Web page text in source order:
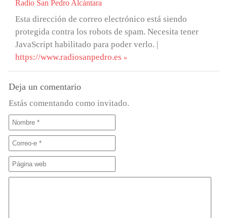
Radio San Pedro Alcántara
Esta dirección de correo electrónico está siendo
protegida contra los robots de spam. Necesita tener
JavaScript habilitado para poder verlo. |
https://www.radiosanpedro.es
Deja un comentario
Estás comentando como invitado.